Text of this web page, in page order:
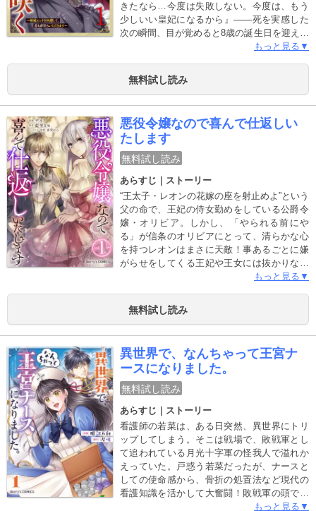
きたなら…今度は失敗しない。今度は、もう
少しいい皇妃になるから』――死を実感した
次の瞬間、目が覚めると8歳の誕生日を迎える
朝に戻っていて…!?「未来を知っている私な
きる…！」処刑される未来から逃れるため、
自ら帝位争いに乗り出すことを決めたレオン
ズ！（この作品は電子コミック誌Berry’ｓ
fantasy Vol.16・17・18・20・23に収録され
ています。重複購入にご注意ください)
もっと見る▼
無料試し読み
悪役令嬢なので喜んで仕返しい
たします
無料試し読み
あらすじ｜ストーリー
“王太子・レオンの花嫁の座を射止めよ”という
父の命で、王妃の侍女勤めをしている公爵令
嬢・オリビア。しかし、「やられる前にや
る」が信条のオリビアにとって、清らかな心
を持つレオンはまさに天敵！事あるごとに嫌
がらせをしてくる王妃や王女には抜かりなく
反撃しつつ、花嫁候補から外れようと画策す
ビアの大切にしている人形が何者かによって
持ち去られてしまう！オリビアはついに本格
9・10・11に収録されています。重複購入に
ご注意ください)
もっと見る▼
無料試し読み
異世界で、なんちゃって王宮ナ
ースになりました。
無料試し読み
あらすじ｜ストーリー
看護師の若菜は、ある日突然、異世界にトリ
ップしてしまう。そこは戦場で、敗戦軍とし
て追われている月光十字軍の怪我人で溢れか
えっていた。戸惑う若菜だったが、ナースと
しての使命感から、骨折の処置法など現代の
看護知識を活かして大奮闘！敗戦軍の頭であ
る第二王子・シェイドの命を救ったことをき
もっと見る▼